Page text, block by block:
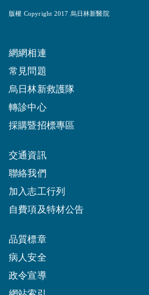
版權 Copyright 2017 烏日林新醫院
網網相連
常見問題
烏日林新救護隊
轉診中心
採購暨招標專區
交通資訊
聯絡我們
加入志工行列
自費項及特材公告
品質標章
病人安全
政令宣導